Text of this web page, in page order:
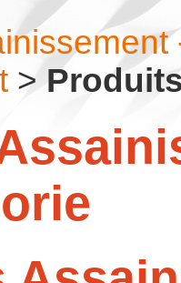
>